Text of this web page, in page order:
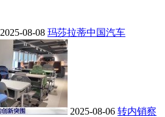
2025-08-08 玛莎拉蒂中国汽车
2025-08-06 转内销察